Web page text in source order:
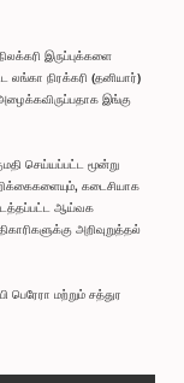
இருப்புக்களை
லங்கா நிரக்கரி (தனியார்)
இங்கு
செய்யப்பட்ட மூன்று
கடைசியாக
ஆய்வக
அறிவுறுத்தல்
மற்றும் சத்துர